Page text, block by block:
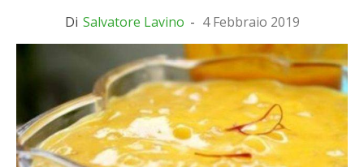
Di Salvatore Lavino - 4 Febbraio 2019